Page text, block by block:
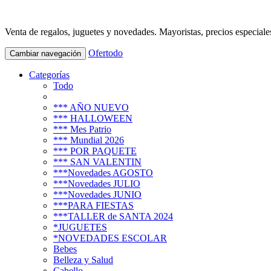
Venta de regalos, juguetes y novedades. Mayoristas, precios
Cambiar navegación Ofertodo
Categorías
Todo
*** AÑO NUEVO
*** HALLOWEEN
*** Mes Patrio
*** Mundial 2026
*** POR PAQUETE
*** SAN VALENTIN
***Novedades AGOSTO
***Novedades JULIO
***Novedades JUNIO
***PARA FIESTAS
***TALLER de SANTA 2024
*JUGUETES
*NOVEDADES ESCOLAR
Bebes
Belleza y Salud